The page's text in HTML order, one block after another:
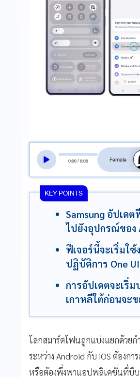
0:00/0:00
สลับ
KEY POINTS
Samsung อัปเด
ไปยังอุปกรณ์ของ
ฟีเจอร์นี้จะเริ่มใ
ปฏิบัติการ One
การอัปเดตจะเริ่
เกาหลีใต้ก่อนจะ
โลกสมาร์ตโฟนถูกแบ่งแยกด้วย
ระหว่าง Android กับ iOS ต้องก
หรือต้องพึ่งพาแอปพลิเคชันที่บี